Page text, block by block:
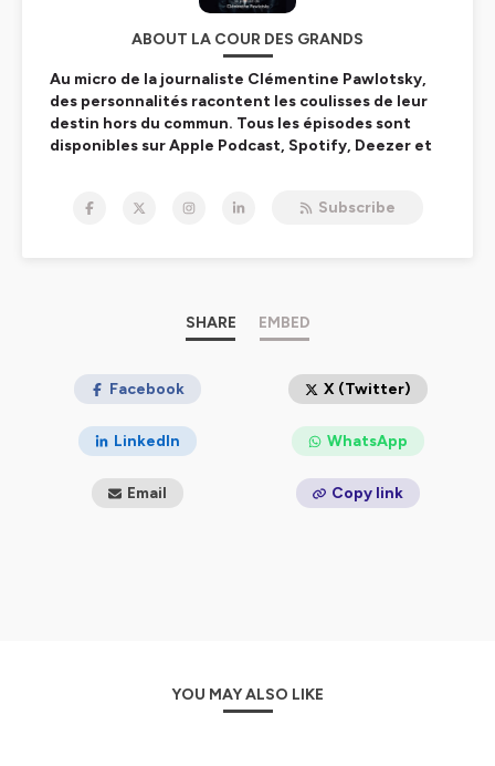
ABOUT LA COUR DES GRANDS
Au micro de la journaliste Clémentine Pawlotsky,
des personnalités racontent les coulisses de leur
destin hors du commun. Tous les épisodes sont
disponibles sur Apple Podcast, Spotify, Deezer et
Subscribe
SHARE EMBED
Facebook X (Twitter)
LinkedIn WhatsApp
Email Copy link
YOU MAY ALSO LIKE